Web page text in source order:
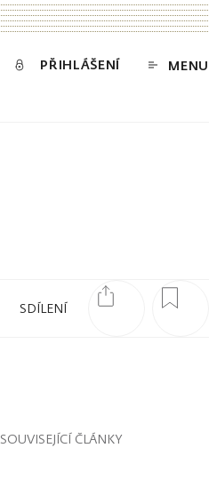
PŘIHLÁŠENÍ MENU
SDÍLENÍ
SOUVISEJÍCÍ ČLÁNKY